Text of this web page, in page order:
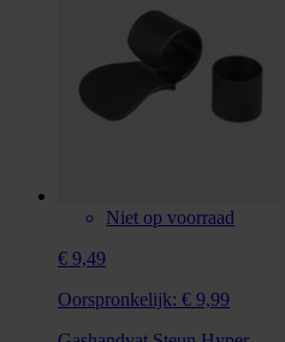
Niet op voorraad
€ 9,49
Oorspronkelijk: € 9,99